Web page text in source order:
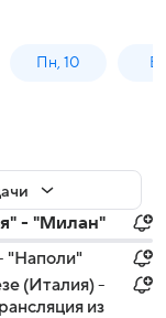
Пн, 10
- "Милан"
"Наполи"
(Италия) -
из